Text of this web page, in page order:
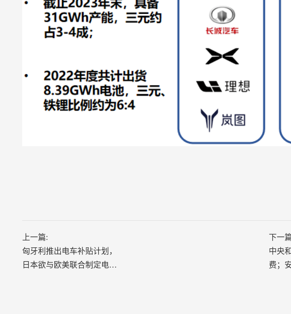
上一篇:
匈牙利推出电车补贴计划，
日本欲与欧美联合制定电动
下一
中央
费；